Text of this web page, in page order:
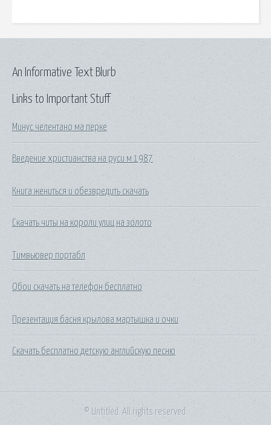
Links to Important Stuff
Минус челентано ма перке
Введение христианства на руси м 1987
Книга жениться и обезвредить скачать
Скачать читы на короли улиц на золото
Тимвьювер портабл
Обои скачать на телефон бесплатно
Презентация басня крылова мартышка и очки
Скачать бесплатно детскую английскую песню
An Informative Text Blurb
© Untitled. All rights reserved.